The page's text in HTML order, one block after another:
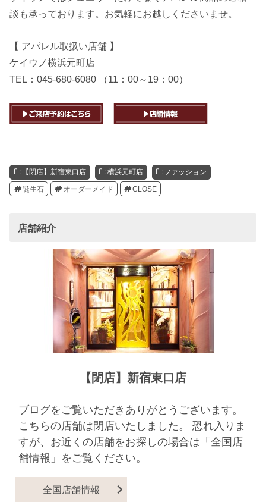
談も承っております。お気軽にお越しくださいませ。
【 アパレル取扱い店舗 】
ケイウノ横浜元町店
TEL：045-680-6080 （11：00～19：00）
【閉店】新宿東口店 横浜元町店 ファッション
誕生石 オーダーメイド CLOSE
店舗紹介
【閉店】新宿東口店
ブログをご覧いただきありがとうございます。
こちらの店舗は閉店いたしました。 恐れ入りま
すが、お近くの店舗をお探しの場合は「全国店
舗情報」をご覧ください。
全国店舗情報